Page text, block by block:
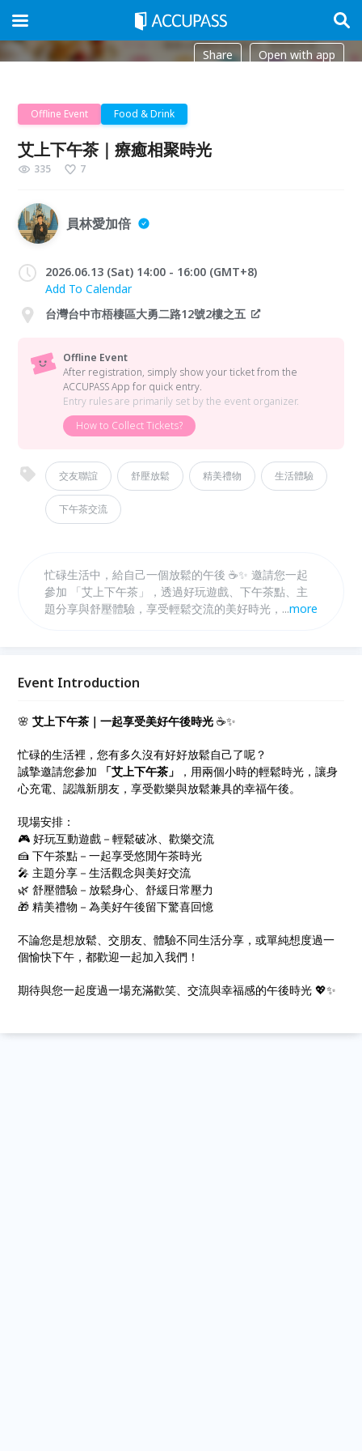
Share Open with app
Offline Event Food & Drink
艾上下午茶｜療癒相聚時光
335 7
員林愛加倍
2026.06.13 (Sat) 14:00 - 16:00 (GMT+8)
Add To Calendar
台灣台中市梧棲區大勇二路12號2樓之五
Offline Event
After registration, simply show your ticket from the
ACCUPASS App for quick entry.
Entry rules are primarily set by the event organizer.
How to Collect Tickets?
交友聯誼 舒壓放鬆 精美禮物 生活體驗
下午茶交流
忙碌生活中，給自己一個放鬆的午後 ☕✨ 邀請您一起
參加 「艾上下午茶」，透過好玩遊戲、下午茶點、主
題分享與舒壓體驗，享受輕鬆交流的美好時光，還有精
...more
Event Introduction
🌸艾上下午茶｜一起享受美好午後時光 ☕✨
忙碌的生活裡，您有多久沒有好好放鬆自己了呢？
誠摯邀請您參加
「艾上下午茶」
，用兩個小時的輕鬆時光，讓身
心充電、認識新朋友，享受歡樂與放鬆兼具的幸福午後。
現場安排：
🎮 好玩互動遊戲－輕鬆破冰、歡樂交流
🍰 下午茶點－一起享受悠閒午茶時光
🎤 主題分享－生活觀念與美好交流
🌿 舒壓體驗－放鬆身心、舒緩日常壓力
🎁 精美禮物－為美好午後留下驚喜回憶
不論您是想放鬆、交朋友、體驗不同生活分享，或單純想度過一
個愉快下午，都歡迎一起加入我們！
期待與您一起度過一場充滿歡笑、交流與幸福感的午後時光 💖✨